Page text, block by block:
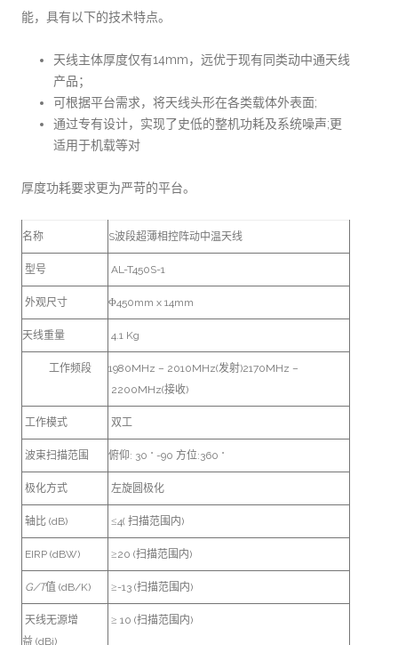
能，具有以下的技术特点。
天线主体厚度仅有14mm，远优于现有同类动中通天线
产品；
可根据平台需求，将天线头形在各类载体外表面;
通过专有设计，实现了史低的整机功耗及系统噪声;更
适用于机载等对
厚度功耗要求更为严苛的平台。
名称 S波段超薄相控阵动中温天线
型号 AL-T450S-1
外观尺寸 Φ450mm x 14mm
天线重量 4.1 Kg
工作频段
1980MHz – 2010MHz(发射)2170MHz –
2200MHz(接收)
工作模式 双工
波束扫描范围 俯仰: 30 ° -90 方位:360 °
极化方式 左旋圆极化
轴比 (dB) ≤4( 扫描范围内)
EIRP (dBW) ≥20 (扫描范围内)
G/T值 (dB/K) ≥-13 (扫描范围内)
天线无源增
益 (dBi)
≥ 10 (扫描范围内)